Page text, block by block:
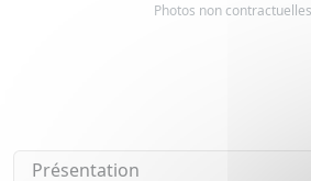
Photos non
Présentation